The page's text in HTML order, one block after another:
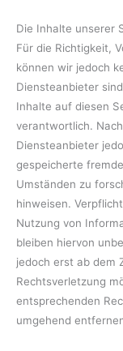
Die Inhalte unserer
Für die Richtigkeit,
können wir jedoch
Diensteanbieter
Inhalte auf diesen
verantwortlich.
Diensteanbieter
gespeicherte
Umständen zu
hinweisen.
Nutzung von
bleiben hiervon
jedoch erst ab dem
Rechtsverletzung
entsprechenden
umgehend